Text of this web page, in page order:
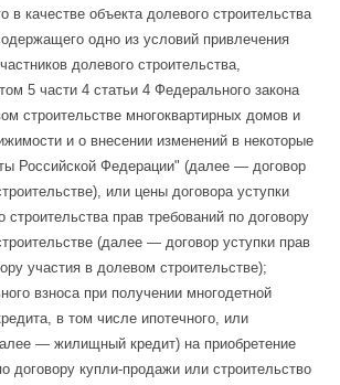
в качестве объекта долевого строительства
одно из условий привлечения
долевого строительства,
5 части 4 статьи 4 Федерального закона
строительстве многоквартирных домов и
и о внесении изменений в некоторые
Российской Федерации" (далее — договор
или цены договора уступки
строительства прав требований по договору
(далее — договор уступки прав
участия в долевом строительстве);
взноса при получении многодетной
в том числе ипотечного, или
— жилищный кредит) на приобретение
договору купли-продажи или строительство